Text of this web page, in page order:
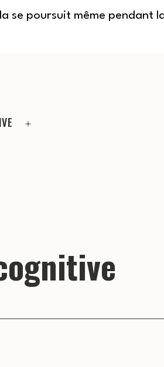
se poursuit même pendant